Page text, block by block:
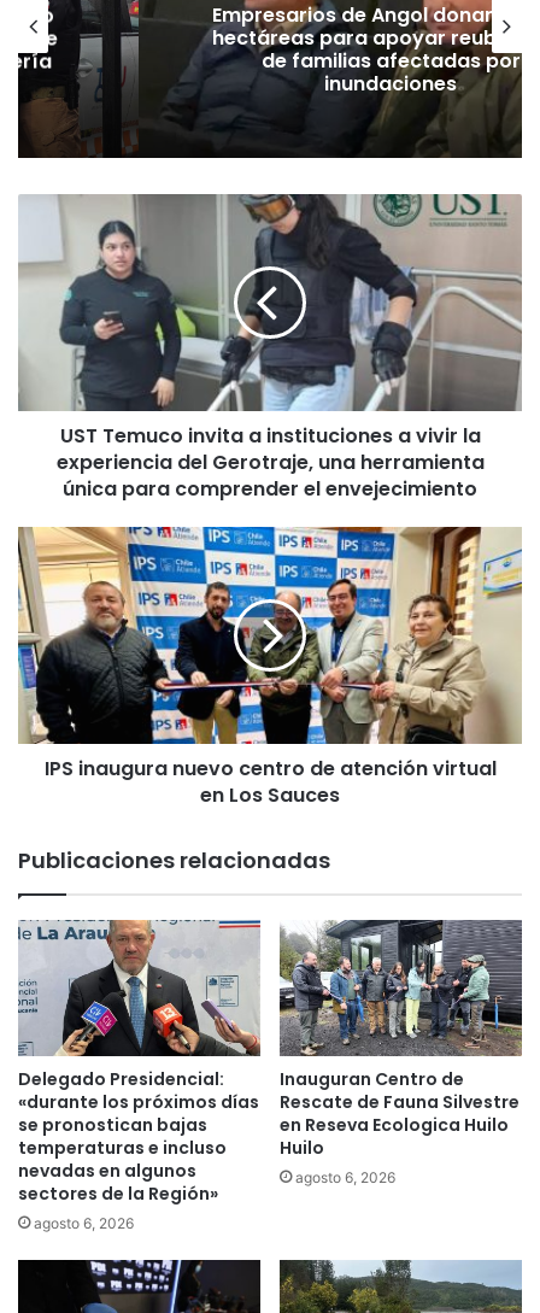
de
Empresarios de Angol donan
hectáreas para apoyar
de familias afectadas por
inundaciones
T
u
o
t
a
a
i
n
s
t
n
e
a
i
v
i
a
e
x
p
e
UST Temuco invita a instituciones a vivir la
experiencia del Gerotraje, una herramienta
única para comprender el envejecimiento
I
P
S
i
n
a
u
u
e
v
o
c
n
r
o
d
e
a
t
e
n
IPS inaugura nuevo centro de atención virtual
en Los Sauces
Publicaciones relacionadas
Delegado Presidencial:
«durante los próximos días
se pronostican bajas
temperaturas e incluso
nevadas en algunos
sectores de la Región»
agosto 6, 2026
Inauguran Centro de
Rescate de Fauna Silvestre
en Reseva Ecologica Huilo
Huilo
agosto 6, 2026